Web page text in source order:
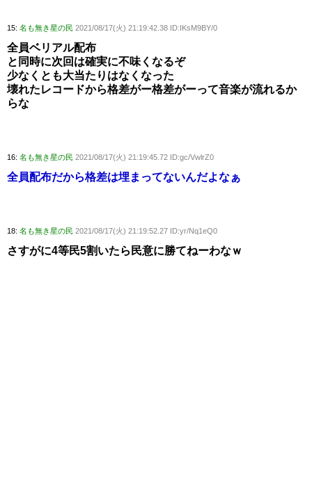
15: 名も無き星の民 2021/08/17(火) 21:19:42.38 ID:IKsM9BY/0
全員ベリアル配布
と同時に次回は確実に不味くなるぞ
少なくとも大当たりはなくなった
壊れたレコードから格差がー格差がーって音楽が流れるか
らな
16: 名も無き星の民 2021/08/17(火) 21:19:45.72 ID:gc/VwlrZ0
全員配布だから格差は埋まってないんだよなぁ
18: 名も無き星の民 2021/08/17(火) 21:19:52.27 ID:yr/Nq1eQ0
さすがに4等民5割いたら民意に勝てねーわなｗ